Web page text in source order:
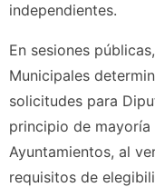
independientes.
En sesiones
Municipales
solicitudes para
principio de
Ayuntamientos, al
requisitos de